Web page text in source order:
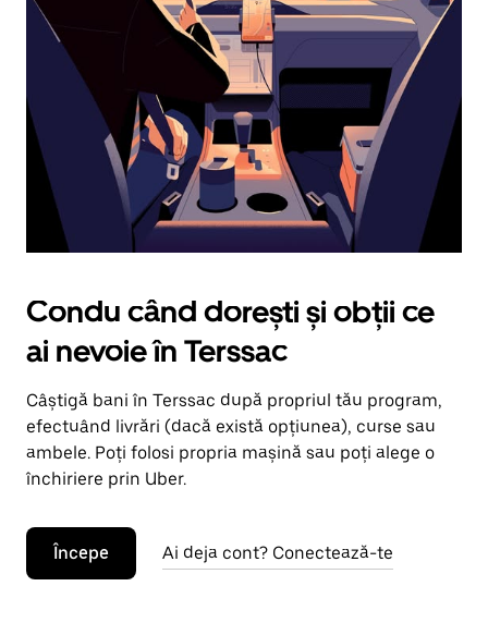
în
jos.
Închide
calendarul
apăsând
pe
butonul
Escape.
Condu când dorești și obții ce
ai nevoie în Terssac
Câștigă bani în Terssac după propriul tău program,
efectuând livrări (dacă există opțiunea), curse sau
ambele. Poți folosi propria mașină sau poți alege o
închiriere prin Uber.
Începe Ai deja cont? Conectează-te